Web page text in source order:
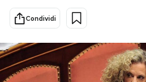
Scienza
Cultura
Economia
Sport
Condividi